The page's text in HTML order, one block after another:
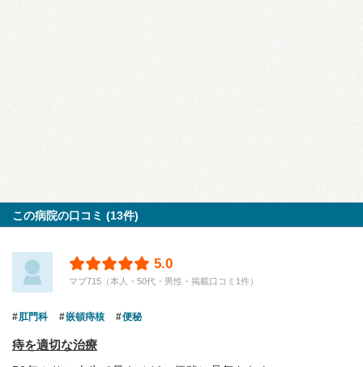
この病院の口コミ (13件)
5.0
マブ715（本人・50代・男性・掲載口コミ1件）
肛門科 嵌頓痔核 便秘
痔を適切な治療